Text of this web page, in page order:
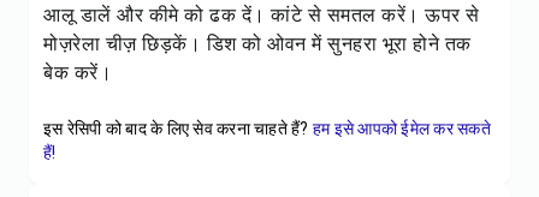
आलू डालें और कीमे को ढक दें। कांटे से समतल करें। ऊपर से
मोज़रेला चीज़ छिड़कें। डिश को ओवन में सुनहरा भूरा होने तक
बेक करें।
इस रेसिपी को बाद के लिए सेव करना चाहते हैं? हम इसे आपको ईमेल कर सकते
हैं!